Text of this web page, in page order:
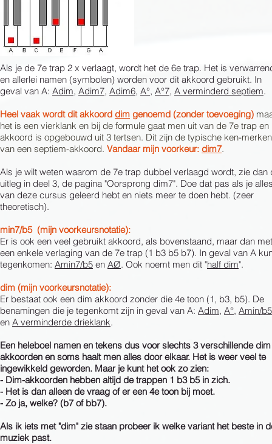
Als je de 7e trap 2 x verlaagt, wordt het de 6e trap. Het is
en allerlei namen (symbolen) worden voor dit akkoord gebruikt. In
geval van A: Adim, Adim7, Adim6, A°, A°7, A verminderd septiem.
Heel vaak wordt dit akkoord dim genoemd (zonder toevoeging)
het is een vierklank en bij de formule gaat men uit van de 7e trap en
akkoord is opgebouwd uit 3 tertsen. Dit zijn de typische ken-merken
van een septiem-akkoord. Vandaar mijn voorkeur: dim7.
Als je wilt weten waarom de 7e trap dubbel verlaagd wordt, zie dan
uitleg in deel 3, de pagina "Oorsprong dim7". Doe dat pas als je
van deze cursus geleerd hebt en niets meer te doen hebt. (zeer
theoretisch).
min7/b5 (mijn voorkeursnotatie):
Er is ook een veel gebruikt akkoord, als bovenstaand, maar dan met
een enkele verlaging van de 7e trap (1 b3 b5 b7). In geval van A
tegenkomen: Amin7/b5 en AØ. Ook noemt men dit "half dim".
dim (mijn voorkeursnotatie):
Er bestaat ook een dim akkoord zonder die 4e toon (1, b3, b5). De
benamingen die je tegenkomt zijn in geval van A: Adim, A°, Amin/b5
en A verminderde drieklank.
Een heleboel namen en tekens dus voor slechts 3 verschillende dim
akkoorden en soms haalt men alles door elkaar. Het is weer veel te
ingewikkeld geworden. Maar je kunt het ook zo zien:
- Dim-akkoorden hebben altijd de trappen 1 b3 b5 in zich.
- Het is dan alleen de vraag of er een 4e toon bij moet.
- Zo ja, welke? (b7 of bb7).
Als ik iets met "dim" zie staan probeer ik welke variant het beste in
muziek past.